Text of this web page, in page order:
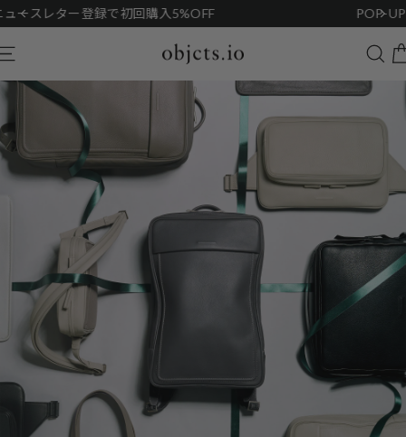
to
content
POP-UP STORE 阪急うめだ本店：8/12(水)~8/25(火)